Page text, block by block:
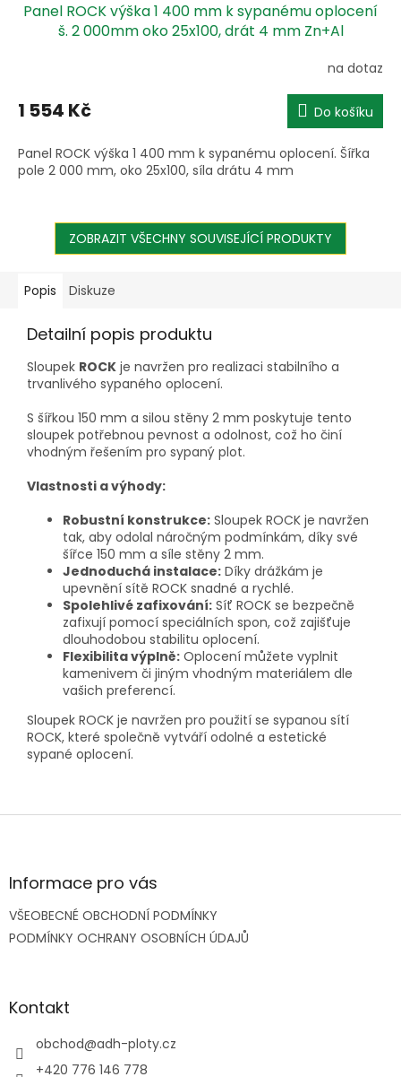
Panel ROCK výška 1 400 mm k sypanému oplocení
š. 2 000mm oko 25x100, drát 4 mm Zn+Al
na dotaz
1 554 Kč Do košíku
Panel ROCK výška 1 400 mm k sypanému oplocení. Šířka
pole 2 000 mm, oko 25x100, síla drátu 4 mm
ZOBRAZIT VŠECHNY SOUVISEJÍCÍ PRODUKTY
Popis Diskuze
Detailní popis produktu
Sloupek ROCK je navržen pro realizaci stabilního a
trvanlivého sypaného oplocení.
S šířkou 150 mm a silou stěny 2 mm poskytuje tento
sloupek potřebnou pevnost a odolnost, což ho činí
vhodným řešením pro sypaný plot.
Vlastnosti a výhody:
Robustní konstrukce: Sloupek ROCK je navržen
tak, aby odolal náročným podmínkám, díky své
šířce 150 mm a síle stěny 2 mm.
Jednoduchá instalace: Díky drážkám je
upevnění sítě ROCK snadné a rychlé.
Spolehlivé zafixování: Síť ROCK se bezpečně
zafixují pomocí speciálních spon, což zajišťuje
dlouhodobou stabilitu oplocení.
Flexibilita výplně: Oplocení můžete vyplnit
kamenivem či jiným vhodným materiálem dle
vašich preferencí.
Sloupek ROCK je navržen pro použití se sypanou sítí
ROCK, které společně vytváří odolné a estetické
sypané oplocení.
Z
aInformace pro vás
VŠEOBECNÉ OBCHODNÍ PODMÍNKY
PODMÍNKY OCHRANY OSOBNÍCH ÚDAJŮ
Kontakt
obchod@adh-ploty.cz
+420 776 146 778